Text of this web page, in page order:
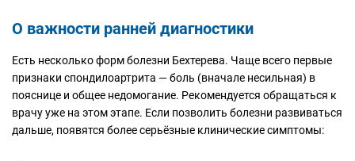
О важности ранней диагностики
Есть несколько форм болезни Бехтерева. Чаще всего первые
признаки спондилоартрита — боль (вначале несильная) в
пояснице и общее недомогание. Рекомендуется обращаться к
врачу уже на этом этапе. Если позволить болезни развиваться
дальше, появятся более серьёзные клинические симптомы: